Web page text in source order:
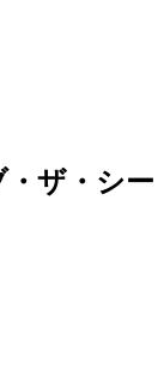
ザ・シー